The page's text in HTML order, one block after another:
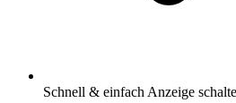
Schnell & einfach Anzeige